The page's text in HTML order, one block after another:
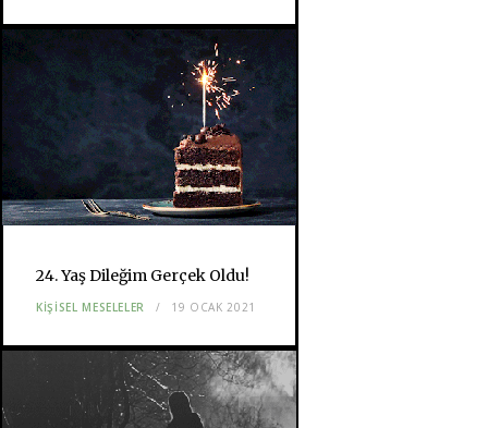
24. Yaş Dileğim Gerçek Oldu!
KIŞISEL MESELELER 19 OCAK 2021